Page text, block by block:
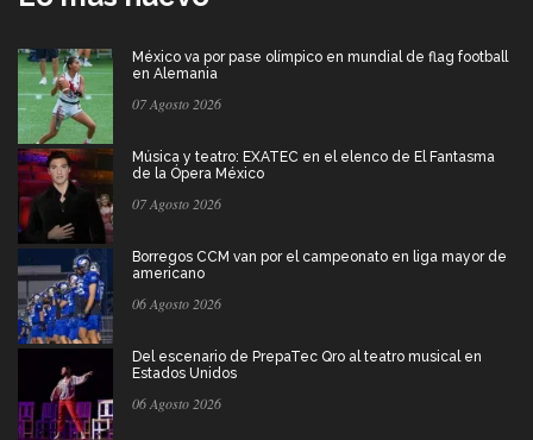
México va por pase olímpico en mundial de flag football
en Alemania
07 Agosto 2026
Música y teatro: EXATEC en el elenco de El Fantasma
de la Ópera México
07 Agosto 2026
Borregos CCM van por el campeonato en liga mayor de
americano
06 Agosto 2026
Del escenario de PrepaTec Qro al teatro musical en
Estados Unidos
06 Agosto 2026